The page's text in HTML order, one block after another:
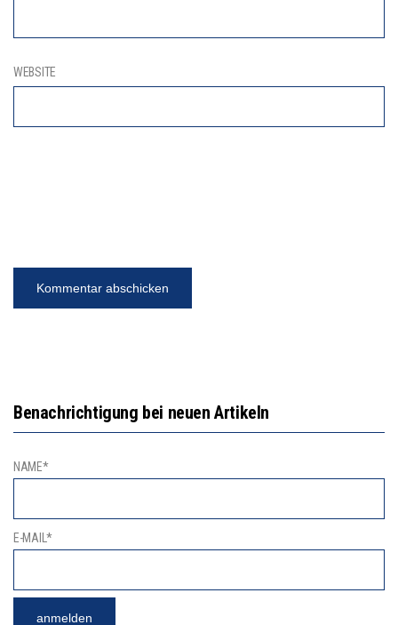
WEBSITE
Benachrichtigung bei neuen Artikeln
NAME*
E-MAIL*